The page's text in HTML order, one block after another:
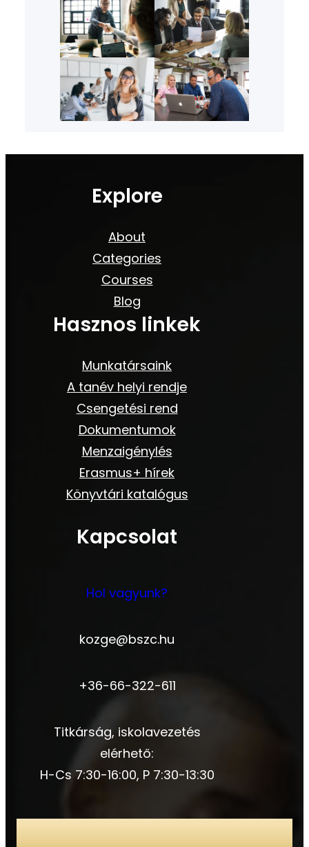
Explore
About
Categories
Courses
Blog
Hasznos linkek
Munkatársaink
A tanév helyi rendje
Csengetési rend
Dokumentumok
Menzaigénylés
Erasmus+ hírek
Könyvtári katalógus
Kapcsolat
Hol vagyunk?
kozge@bszc.hu
+36-66-322-611
Titkárság, iskolavezetés
elérhető:
H-Cs 7:30-16:00, P 7:30-13:30